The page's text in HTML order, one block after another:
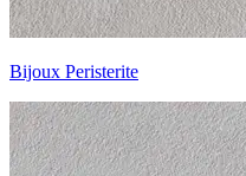
Bijoux Peristerite